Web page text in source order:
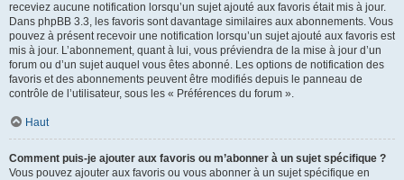
receviez aucune notification lorsqu’un sujet ajouté aux favoris était mis à jour.
Dans phpBB 3.3, les favoris sont davantage similaires aux abonnements. Vous
pouvez à présent recevoir une notification lorsqu’un sujet ajouté aux favoris est
mis à jour. L’abonnement, quant à lui, vous préviendra de la mise à jour d’un
forum ou d’un sujet auquel vous êtes abonné. Les options de notification des
favoris et des abonnements peuvent être modifiés depuis le panneau de
contrôle de l’utilisateur, sous les « Préférences du forum ».
Haut
Comment puis-je ajouter aux favoris ou m’abonner à un sujet spécifique ?
Vous pouvez ajouter aux favoris ou vous abonner à un sujet spécifique en